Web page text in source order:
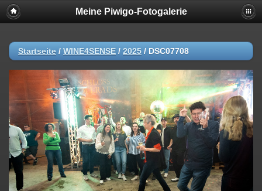
Meine Piwigo-Fotogalerie
Startseite / WINE4SENSE / 2025 / DSC07708